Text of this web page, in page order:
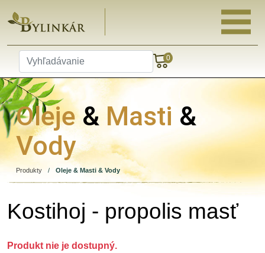
0
Oleje& Masti &
Vody
Produkty / Oleje & Masti & Vody
Kostihoj - propolis masť
Produkt nie je dostupný.